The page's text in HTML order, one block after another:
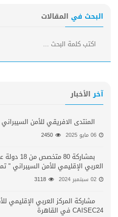
البحث في المقالات
آخرالأخبار
المنتدى الافريقي للأمن السيبراني
06 مايو 2025 2450
بمشاركة
العربي الإقليمي للأمن السيبراني "
02 سبتمبر 2024 3118
مشاركة المركز العربي الإقليمي
CAISEC24 في القاهرة